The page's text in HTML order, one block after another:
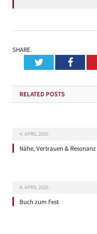
SHARE.
Twitter
RELATED POSTS
4. APRIL 2026
Nähe, Vertrauen & Resonanz
4. APRIL 2026
Buch zum Fest